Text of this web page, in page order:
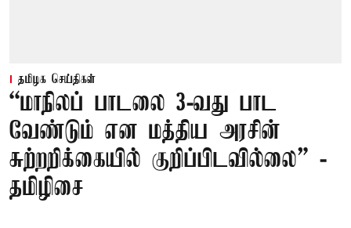
தமிழக செய்திகள்
“மாநிலப் பாடலை 3-வது பாட
வேண்டும் என மத்திய அரசின்
சுற்றறிக்கையில் குறிப்பிடவில்லை” -
தமிழிசை